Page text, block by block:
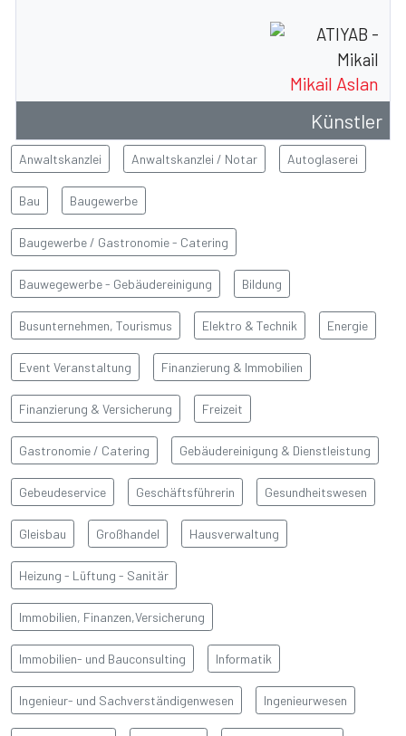
Mikail Aslan
Künstler
Anwaltskanzlei Anwaltskanzlei / Notar Autoglaserei
Bau Baugewerbe
Baugewerbe / Gastronomie - Catering
Bauwegewerbe - Gebäudereinigung Bildung
Busunternehmen, Tourismus Elektro & Technik Energie
Event Veranstaltung Finanzierung & Immobilien
Finanzierung & Versicherung Freizeit
Gastronomie / Catering Gebäudereinigung & Dienstleistung
Gebeudeservice Geschäftsführerin Gesundheitswesen
Gleisbau Großhandel Hausverwaltung
Heizung - Lüftung - Sanitär
Immobilien, Finanzen,Versicherung
Immobilien- und Bauconsulting Informatik
Ingenieur- und Sachverständigenwesen Ingenieurwesen
BAŞLIK